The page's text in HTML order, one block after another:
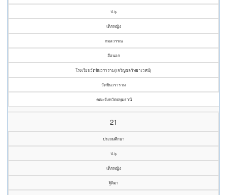
ป.๖
เด็กหญิง
กมลวรรณ
อือนอก
โรงเรียนวัดชินวราราม(เจริญผลวิทยาเวศม์)
วัดชินวราราม
คณะจังหวัดปทุมธานี
21
ประถมศึกษา
ป.๖
เด็กหญิง
ฐิติมา